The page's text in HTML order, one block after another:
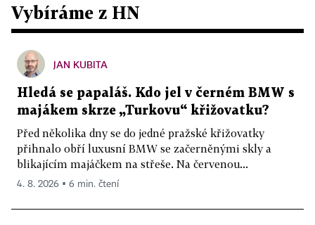
Vybíráme z HN
JAN KUBITA
Hledá se papaláš. Kdo jel v černém BMW s
majákem skrze „Turkovu“ křižovatku?
Před několika dny se do jedné pražské křižovatky
přihnalo obří luxusní BMW se začerněnými skly a
blikajícím majáčkem na střeše. Na červenou...
4. 8. 2026 ▪ 6 min. čtení